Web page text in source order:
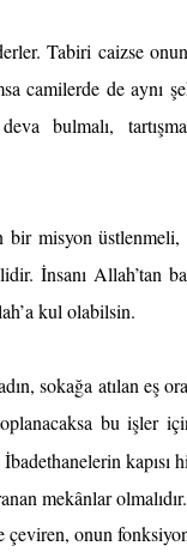
Tabiri caizse
camilerde de aynı
bulmalı,
misyon üstlenmeli,
İnsanı Allah’tan
kul olabilsin.
sokağa atılan eş
bu işler
kapısı
mekânlar olmalıdır.
onun